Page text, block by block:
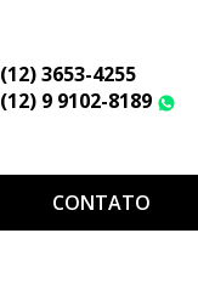
(12) 3653-4255
(12) 9 9102-8189
CONTATO